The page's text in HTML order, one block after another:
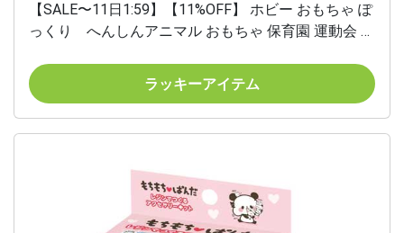
【SALE〜11日1:59】【11%OFF】 ホビー おもちゃ ぽ
っくり へんしんアニマル おもちゃ 保育園 運動会 景
敬老会 プレゼント イベント セール sale
ラッキーアイテム